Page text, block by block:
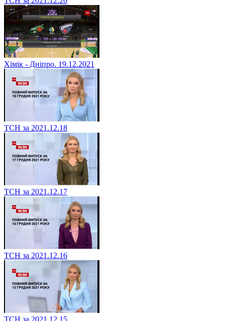
Хімік - Дніпро. 19.12.2021
ТСН за 2021.12.18
ТСН за 2021.12.17
ТСН за 2021.12.16
ТСН за 2021.12.15